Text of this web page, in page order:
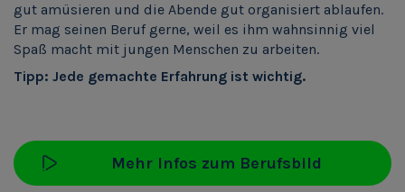
gut amüsieren und die Abende gut organisiert ablaufen.
Er mag seinen Beruf gerne, weil es ihm wahnsinnig viel
Spaß macht mit jungen Menschen zu arbeiten.
Tipp: Jede gemachte Erfahrung ist wichtig.
Mehr Infos zum Berufsbild